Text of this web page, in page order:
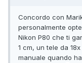
Concordo con
personalmente
Nikon P80 che ti
1 cm, un tele da
manuale quando